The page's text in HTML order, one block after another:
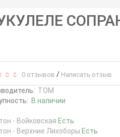
0 отзывов / Написать отзыв
TOM
В наличии
- Войковская Есть
- Верхние Лихоборы Есть